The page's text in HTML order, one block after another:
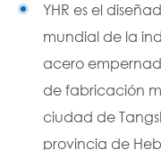
YHR es el
mundial de la
acero
de fabricación
ciudad de
provincia de